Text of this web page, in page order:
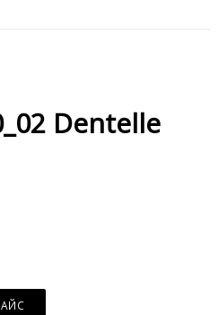
Dentelle